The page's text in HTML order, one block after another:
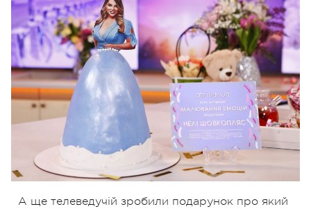
А ще телеведучій зробили подарунок про який